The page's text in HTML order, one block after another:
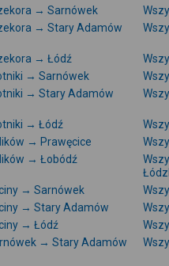
→ Sarnówek
→ Stary Adamów
→ Łódź
→ Sarnówek
→ Stary Adamów
→ Łódź
→ Prawęcice
→ Łobódź
→ Sarnówek
→ Stary Adamów
→ Łódź
→ Stary Adamów